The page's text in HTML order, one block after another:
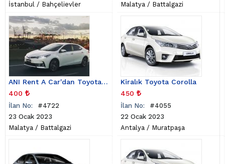
İstanbul / Bahçelievler
Malatya / Battalgazi
ANI Rent A Car'dan Toyota Corolla
400
İlan No:
#4722
23 Ocak 2023
Malatya / Battalgazi
Kiralık Toyota Corolla
450
İlan No:
#4055
22 Ocak 2023
Antalya / Muratpaşa